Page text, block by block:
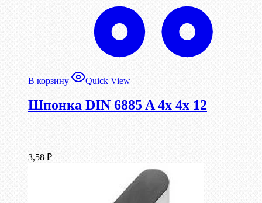
В корзину Quick View
Шпонка DIN 6885 A 4x 4x 12
3,58 ₽